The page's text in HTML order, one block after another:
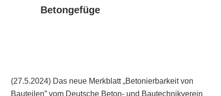
Betongefüge
(27.5.2024) Das neue Merkblatt „Betonierbarkeit von
Bauteilen” vom Deutsche Beton- und Bautechnikverein